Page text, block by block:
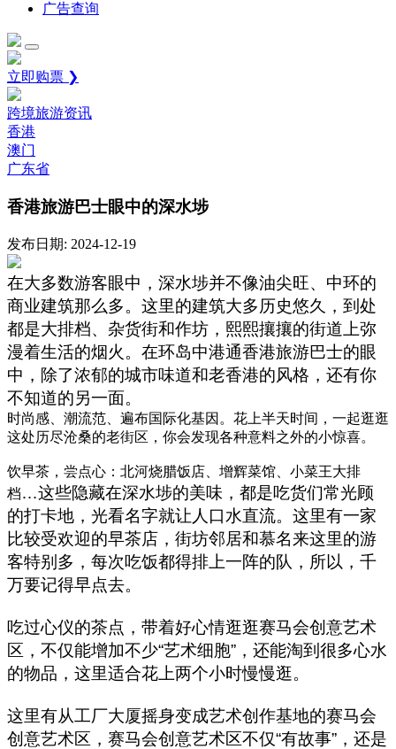
广告查询
立即购票 ❯
跨境旅游资讯
香港
澳门
广东省
香港旅游巴士眼中的深水埗
发布日期: 2024-12-19
在大多数游客眼中，深水埗并不像油尖旺、中环的
商业建筑那么多。这里的建筑大多历史悠久，到处
都是大排档、杂货街和作坊，熙熙攘攘的街道上弥
漫着生活的烟火。在环岛中港通香港旅游巴士的眼
中，除了浓郁的城市味道和老香港的风格，还有你
不知道的另一面。
时尚感、潮流范、遍布国际化基因。花上半天时间，一起逛逛
这处历尽沧桑的老街区，你会发现各种意料之外的小惊喜。
饮早茶，尝点心：北河烧腊饭店、增辉菜馆、小菜王大排
档…这些隐藏在深水埗的美味，都是吃货们常光顾
的打卡地，光看名字就让人口水直流。这里有一家
比较受欢迎的早茶店，街坊邻居和慕名来这里的游
客特别多，每次吃饭都得排上一阵的队，所以，千
万要记得早点去。
吃过心仪的茶点，带着好心情逛逛赛马会创意艺术
区，不仅能增加不少“艺术细胞” ，还能淘到很多心水
的物品，这里适合花上两个小时慢慢逛。
这里有从工厂大厦摇身变成艺术创作基地的赛马会
创意艺术区，赛马会创意艺术区不仅“有故事” ，还是